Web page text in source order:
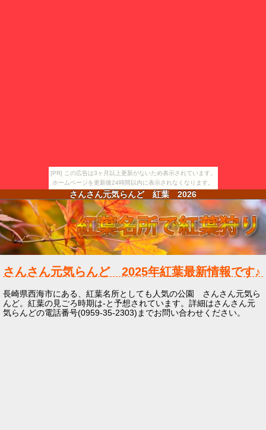
[PR] この広告は3ヶ月以上更新がないため表示されています。
ホームページを更新後24時間以内に表示されなくなります。
さんさん元気らんど 紅葉 2026
さんさん元気らんど 2025年紅葉最新情報です♪
長崎県西海市にある、紅葉名所としても人気の公園 さんさん元気ら
んど。紅葉の見ごろ時期は-と予想されています。詳細はさんさん元
気らんどの電話番号(0959-35-2303)までお問い合わせください。